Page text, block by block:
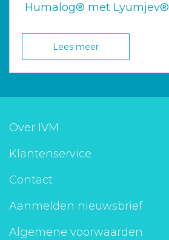
Humalog® met Lyumjev®
Lees meer
Over IVM
Klantenservice
Contact
Aanmelden nieuwsbrief
Algemene voorwaarden